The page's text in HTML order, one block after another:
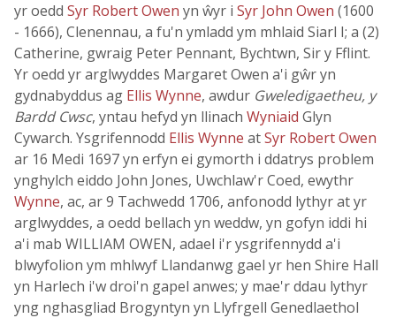
yr oedd Syr Robert Owen yn ŵyr i Syr John Owen (1600
- 1666), Clenennau, a fu'n ymladd ym mhlaid Siarl I; a (2)
Catherine, gwraig Peter Pennant, Bychtwn, Sir y Fflint.
Yr oedd yr arglwyddes Margaret Owen a'i gŵr yn
gydnabyddus ag Ellis Wynne, awdur Gweledigaetheu, y
Bardd Cwsc, yntau hefyd yn llinach Wyniaid Glyn
Cywarch. Ysgrifennodd Ellis Wynne atSyr Robert Owen
ar 16 Medi 1697 yn erfyn ei gymorth i ddatrys problem
ynghylch eiddo John Jones, Uwchlaw'r Coed, ewythr
Wynne, ac, ar 9 Tachwedd 1706, anfonodd lythyr at yr
arglwyddes, a oedd bellach yn weddw, yn gofyn iddi hi
a'i mab WILLIAM OWEN, adael i'r ysgrifennydd a'i
blwyfolion ym mhlwyf Llandanwg gael yr hen Shire Hall
yn Harlech i'w droi'n gapel anwes; y mae'r ddau lythyr
yng nghasgliad Brogyntyn yn Llyfrgell Genedlaethol